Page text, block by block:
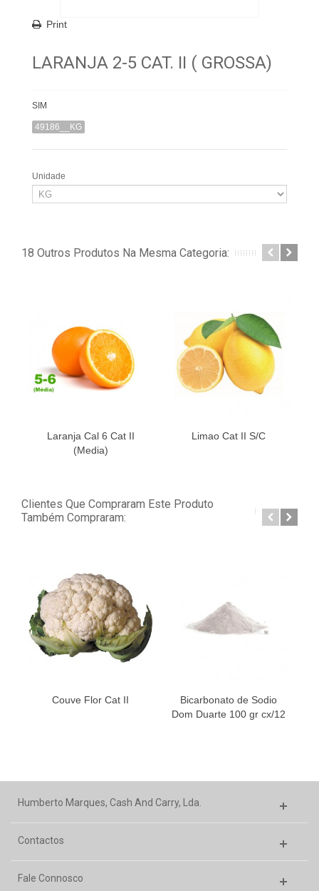
Print
LARANJA 2-5 CAT. II ( GROSSA)
SIM
49186__KG
Unidade
18 Outros Produtos Na Mesma Categoria:
Laranja Cal 6 Cat II
(Media)
Limao Cat II S/C
Clientes Que Compraram Este Produto
Também Compraram:
Couve Flor Cat II
Bicarbonato de Sodio
Dom Duarte 100 gr cx/12
Humberto Marques, Cash And Carry, Lda.
Contactos
Fale Connosco